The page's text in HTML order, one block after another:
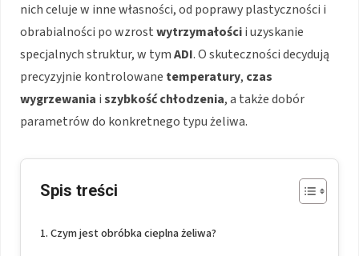
nich celuje w inne własności, od poprawy plastyczności i
obrabialności po wzrostwytrzymałościi uzyskanie
specjalnych struktur, w tymADI. O skuteczności decydują
precyzyjnie kontrolowane temperatury, czas
wygrzewania iszybkość chłodzenia, a także dobór
parametrów do konkretnego typu żeliwa.
Spis treści
Czym jest obróbka cieplna żeliwa?